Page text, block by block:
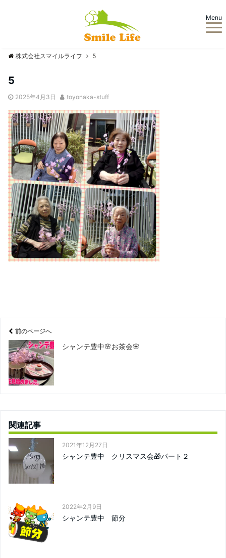
Menu
株式会社スマイルライフ 5
5
2025年4月3日 toyonaka-stuff
前のページへ
シャンテ豊中🌸お茶会🌸
関連記事
2021年12月27日
シャンテ豊中 クリスマス会🎁パート２
2022年2月9日
シャンテ豊中 節分